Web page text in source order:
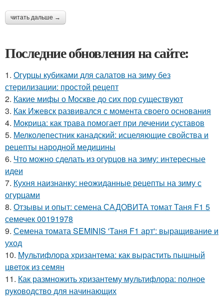
читать дальше →
Последние обновления на сайте:
1. Огурцы кубиками для салатов на зиму без
стерилизации: простой рецепт
2. Какие мифы о Москве до сих пор существуют
3. Как Ижевск развивался с момента своего основания
4. Мокрица: как трава помогает при лечении суставов
5. Мелколепестник канадский: исцеляющие свойства и
рецепты народной медицины
6. Что можно сделать из огурцов на зиму: интересные
идеи
7. Кухня наизнанку: неожиданные рецепты на зиму с
огурцами
8. Отзывы и опыт: семена САДОВИТА томат Таня F1 5
семечек 00191978
9. Семена томата SEMINIS 'Таня F1 арт': выращивание и
уход
10. Мультифлора хризантема: как вырастить пышный
цветок из семян
11. Как размножить хризантему мультифлора: полное
руководство для начинающих